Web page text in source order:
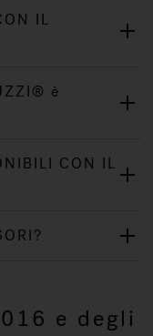
IL
è
CON IL
e degli